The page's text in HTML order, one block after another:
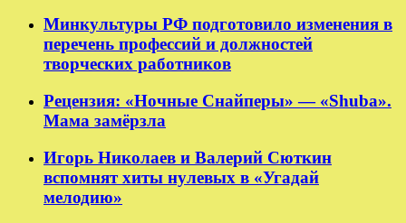
Минкультуры РФ подготовило изменения в
перечень профессий и должностей
творческих работников
Рецензия: «Ночные Снайперы» — «Shuba».
Мама замёрзла
Игорь Николаев и Валерий Сюткин
вспомнят хиты нулевых в «Угадай
мелодию»